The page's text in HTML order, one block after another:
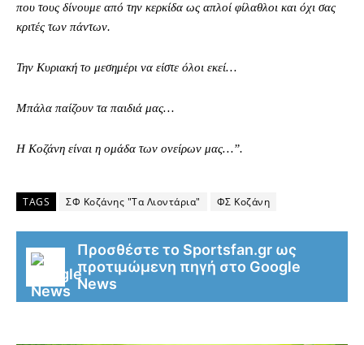
που τους δίνουμε από την κερκίδα ως απλοί φίλαθλοι και όχι σας
κριτές των πάντων.
Την Κυριακή το μεσημέρι να είστε όλοι εκεί…
Μπάλα παίζουν τα παιδιά μας…
Η Κοζάνη είναι η ομάδα των ονείρων μας…”.
TAGS ΣΦ Κοζάνης "Τα Λιοντάρια" ΦΣ Κοζάνη
Προσθέστε το Sportsfan.gr ως
προτιμώμενη πηγή στο Google
News